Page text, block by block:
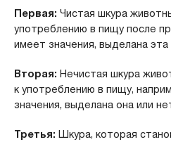
Первая: Чистая шкура
употреблению в пищу после
имеет значения, выделана эта
Вторая: Нечистая шкура
к употреблению в пищу,
значения, выделана она или
Третья: Шкура, которая